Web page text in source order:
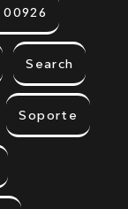
00926
Search
Soporte